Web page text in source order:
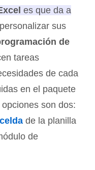
es que da a
sus
de
tareas
de cada
en el paquete
son dos:
celda de la planilla
de